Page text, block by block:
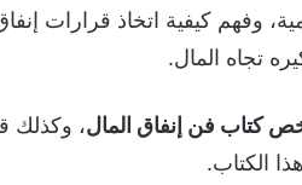
وفهم كيفية اتخاذ قرارات
تجاه المال.
كتاب فن إنفاق المال، وكذلك
الكتاب.